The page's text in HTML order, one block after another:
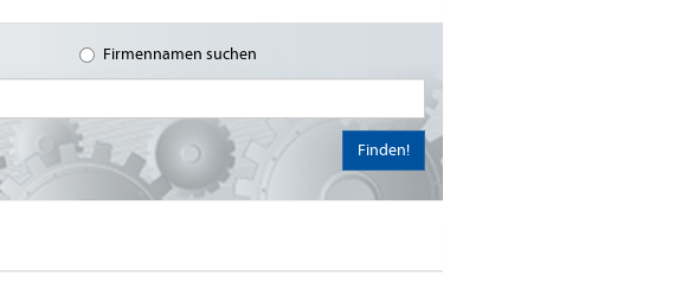
Firmennamen suchen
Finden!